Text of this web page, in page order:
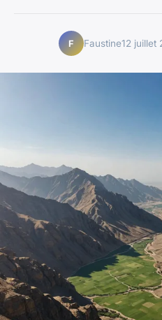
F Faustine12 juillet